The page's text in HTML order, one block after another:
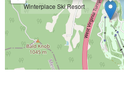
Winterplace Ski Resort